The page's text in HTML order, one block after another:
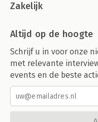
Zakelijk
Altijd op de hoogte
Schrijf u in voor onze
met relevante
events en de beste